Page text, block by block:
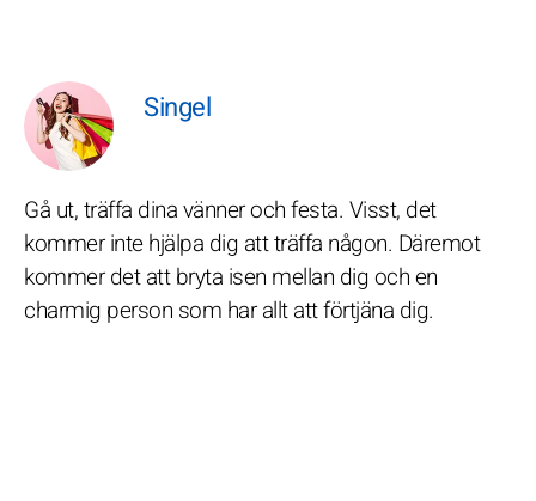
Singel
Gå ut, träffa dina vänner och festa. Visst, det
kommer inte hjälpa dig att träffa någon. Däremot
kommer det att bryta isen mellan dig och en
charmig person som har allt att förtjäna dig.